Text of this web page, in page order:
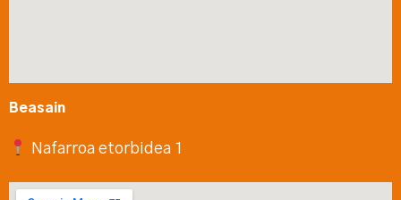
Beasain
Nafarroa etorbidea 1